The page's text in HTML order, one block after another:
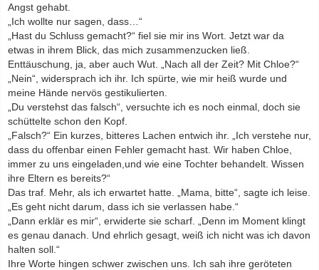
Angst gehabt.
„Ich wollte nur sagen, dass…“
„Hast du Schluss gemacht?“ fiel sie mir ins Wort. Jetzt war da
etwas in ihrem Blick, das mich zusammenzucken ließ.
Enttäuschung, ja, aber auch Wut. „Nach all der Zeit? Mit Chloe?“
„Nein“, widersprach ich ihr. Ich spürte, wie mir heiß wurde und
meine Hände nervös gestikulierten.
„Du verstehst das falsch“, versuchte ich es noch einmal, doch sie
schüttelte schon den Kopf.
„Falsch?“ Ein kurzes, bitteres Lachen entwich ihr. „Ich verstehe nur,
dass du offenbar einen Fehler gemacht hast. Wir haben Chloe,
immer zu uns eingeladen,und wie eine Tochter behandelt. Wissen
ihre Eltern es bereits?“
Das traf. Mehr, als ich erwartet hatte. „Mama, bitte“, sagte ich leise.
„Es geht nicht darum, dass ich sie verlassen habe.“
„Dann erklär es mir“, erwiderte sie scharf. „Denn im Moment klingt
es genau danach. Und ehrlich gesagt, weiß ich nicht was ich davon
halten soll.“
Ihre Worte hingen schwer zwischen uns. Ich sah ihre geröteten